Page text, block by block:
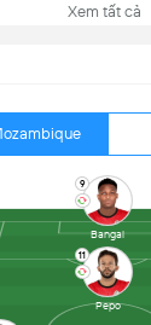
11
Pepo
9
Bangal
Xem tất cả